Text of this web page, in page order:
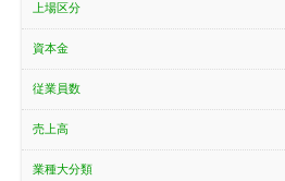
上場区分
資本金
従業員数
売上高
業種大分類